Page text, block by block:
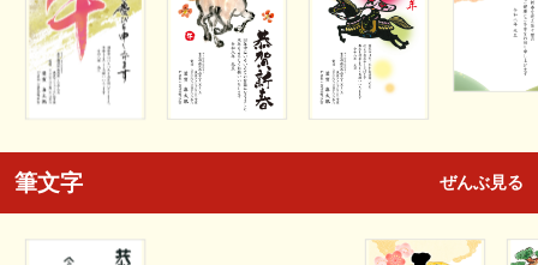
筆文字 ぜんぶ見る